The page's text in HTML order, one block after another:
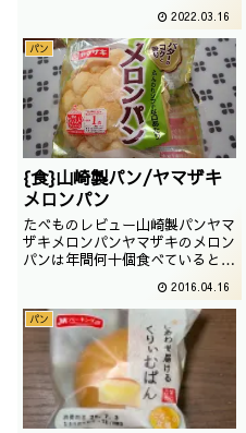
てみました。果たして、どんな味
わいなのでしょうか。執筆日：
2020/09/04購入場所：東京都価
格：120円点数：★★★★
2022.03.16
パン
{食}山崎製パン/ヤマザキ
メロンパン
たべものレビュー山崎製パンヤマ
ザキメロンパンヤマザキのメロン
パンは年間何十個食べているとは
なメロンパンは食べないです。と
いうことで、今回はあえてこれに
チャレンジです。撮影日は2014
年09月
2016.04.16
パン